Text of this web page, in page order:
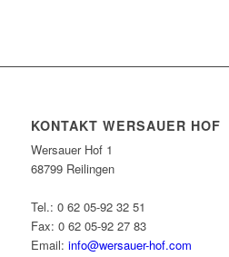
KONTAKT WERSAUER HOF
Wersauer Hof 1
68799 Reilingen
Tel.: 0 62 05-92 32 51
Fax: 0 62 05-92 27 83
Email: info@wersauer-hof.com